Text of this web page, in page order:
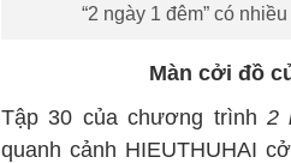
“2 ngày 1 đêm” có
Màn cởi đồ
Tập 30 của chương trình 2
quanh cảnh HIEUTHUHAI